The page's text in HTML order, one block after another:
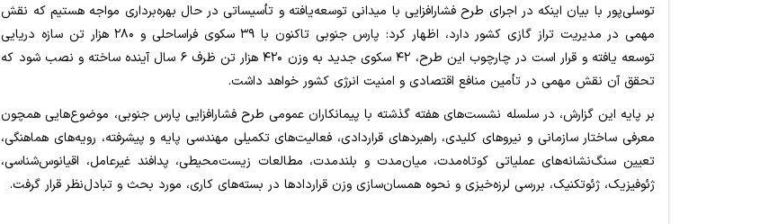
توسلی‌پور با بیان اینکه در اجرای طرح فشارافزایی با میدانی توسعه‌یافته و تأسیساتی در حال بهره‌برداری مواجه هستیم که نقش
مهمی در مدیریت تراز گازی کشور دارد، اظهار کرد: پارس جنوبی تاکنون با ۳۹ سکوی فراساحلی و ۲۸۰ هزار تن سازه دریایی
توسعه یافته و قرار است در چارچوب این طرح، ۴۲ سکوی جدید به وزن ۴۲۰ هزار تن ظرف ۶ سال آینده ساخته و نصب شود که
تحقق آن نقش مهمی در تأمین منافع اقتصادی و امنیت انرژی کشور خواهد داشت.
بر پایه این گزارش، در سلسله‌ نشست‌های هفته گذشته با پیمانکاران عمومی طرح فشارافزایی پارس جنوبی، موضوع‌هایی همچون
معرفی ساختار سازمانی و نیروهای کلیدی، راهبردهای قراردادی، فعالیت‌های تکمیلی مهندسی پایه و پیشرفته، رویه‌های هماهنگی،
تعیین سنگ‌نشانه‌های عملیاتی کوتاه‌مدت، میان‌مدت و بلندمدت، مطالعات زیست‌محیطی، پدافند غیرعامل، اقیانوس‌شناسی،
ژئوفیزیک، ژئوتکنیک، بررسی لرزه‌خیزی و نحوه همسان‌سازی وزن قراردادها در بسته‌های کاری، مورد بحث و تبادل‌نظر قرار گرفت.